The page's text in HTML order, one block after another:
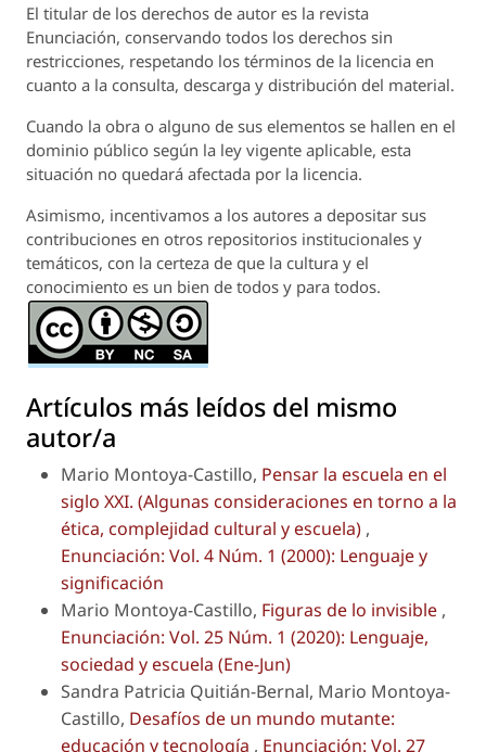
El titular de los derechos de autor es la revista
Enunciación, conservando todos los derechos sin
restricciones, respetando los términos de la licencia en
cuanto a la consulta, descarga y distribución del material.
Cuando la obra o alguno de sus elementos se hallen en el
dominio público según la ley vigente aplicable, esta
situación no quedará afectada por la licencia.
Asimismo, incentivamos a los autores a depositar sus
contribuciones en otros repositorios institucionales y
temáticos, con la certeza de que la cultura y el
conocimiento es un bien de todos y para todos.
Artículos más leídos del mismo
autor/a
Mario Montoya-Castillo, Pensar la escuela en el
siglo XXI. (Algunas consideraciones en torno a la
ética, complejidad cultural y escuela) ,
Enunciación: Vol. 4 Núm. 1 (2000): Lenguaje y
significación
Mario Montoya-Castillo, Figuras de lo invisible ,
Enunciación: Vol. 25 Núm. 1 (2020): Lenguaje,
sociedad y escuela (Ene-Jun)
Sandra Patricia Quitián-Bernal, Mario Montoya-
Castillo, Desafíos de un mundo mutante:
educación y tecnología , Enunciación: Vol. 27